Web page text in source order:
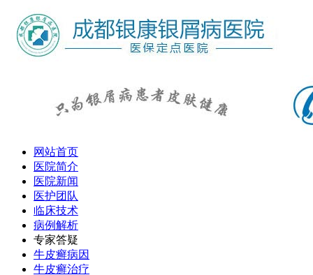
网站首页
医院简介
医院新闻
医护团队
临床技术
病例解析
专家答疑
牛皮癣病因
牛皮癣治疗